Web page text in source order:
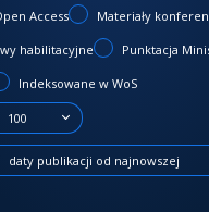
Access Materiały
habilitacyjne Punktacja
Indeksowane w WoS
100
daty publikacji od najnowszej